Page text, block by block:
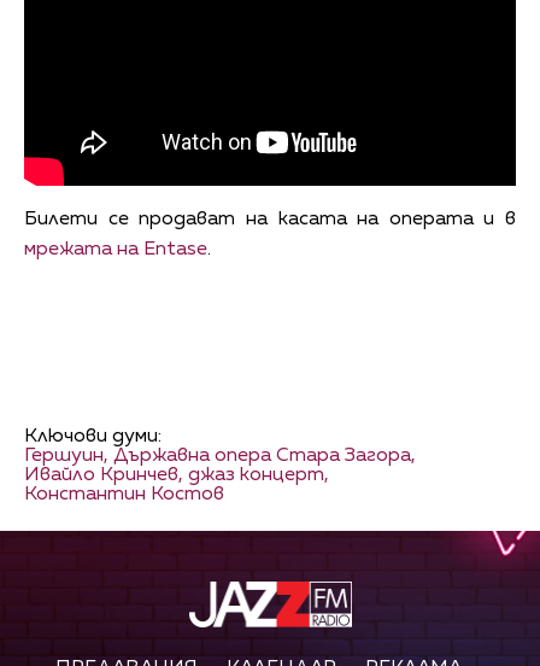
Билети се продават на касата на операта и в
мрежата на Entase.
Ключови думи:
Гершуин, Държавна опера Стара Загора,
Ивайло Кринчев, джаз концерт,
Константин Костов